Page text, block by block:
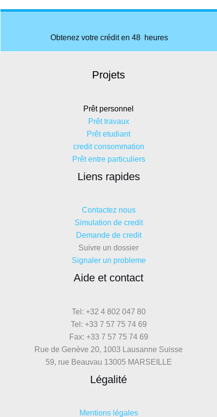
Obtenez votre crédit en 48 heures
Projets
Prêt personnel
Prêt travaux
Prêt etudiant
credit consommation
Prêt entre particuliers
Liens rapides
Contactez nous
Simulation de credit
Demande de credit
Suivre un dossier
Signaler un probleme
Aide et contact
Tel: +32 4 802 047 80
Tel: +33 7 57 75 74 69
Fax: +33 7 57 75 74 69
Rue de Genève 20, 1003 Lausanne Suisse
59, rue Beauvau 13005 MARSEILLE
Légalité
Mentions légales